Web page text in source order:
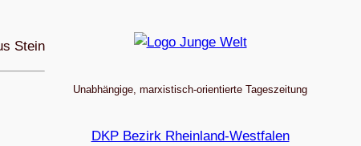
Stein
Unabhängige, marxistisch-orientierte Tageszeitung
DKP Bezirk Rheinland-Westfalen